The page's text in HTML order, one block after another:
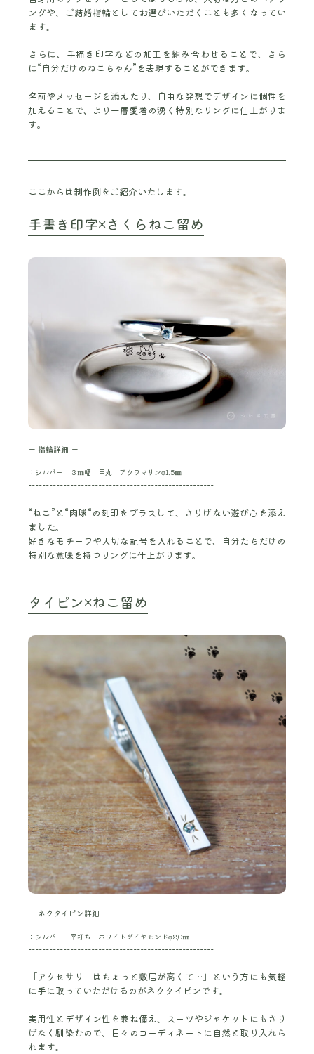
ングや、ご結婚指輪としてお選びいただくことも多くなってい
ます。
さらに、手描き印字などの加工を組み合わせることで、さら
に“自分だけのねこちゃん”を表現することができます。
名前やメッセージを添えたり、自由な発想でデザインに個性を
加えることで、より一層愛着の湧く特別なリングに仕上がりま
す。
ここからは制作例をご紹介いたします。
手書き印字×さくらねこ留め
ー 指輪詳細 ー
：シルバー ３㎜幅 甲丸 アクワマリンφ1.5㎜
-----------------------------------------------------
“ねこ”と“肉球“の刻印をプラスして、さりげない遊び心を添え
ました。
好きなモチーフや大切な記号を入れることで、自分たちだけの
特別な意味を持つリングに仕上がります。
タイピン×ねこ留め
ー ネクタイピン詳細 ー
：シルバー 平打ち ホワイトダイヤモンドφ2,0㎜
-----------------------------------------------------
「アクセサリーはちょっと敷居が高くて…」という方にも気軽
に手に取っていただけるのがネクタイピンです。
実用性とデザイン性を兼ね備え、スーツやジャケットにもさり
げなく馴染むので、日々のコーディネートに自然と取り入れら
れます。